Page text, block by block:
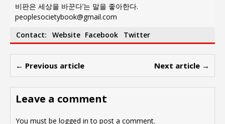
비판은 세상을 바꾼다’는 말을 좋아한다.
peoplesocietybook@gmail.com
Contact:
Website Facebook Twitter
← Previous article Next article →
Leave a comment
You must be logged in to post a comment.